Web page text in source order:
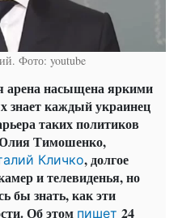
Фото: youtube
арена насыщена яркими
знает каждый украинец
таких политиков
Тимошенко,
Кличко, долгое
и телевиденья, но
бы знать, как эти
Об этом пишет 24